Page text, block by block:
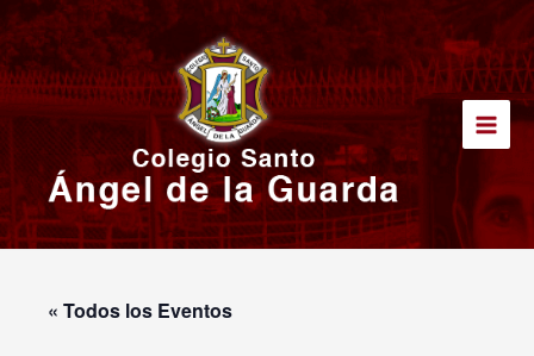
al
contenido
Main
« Todos los Eventos